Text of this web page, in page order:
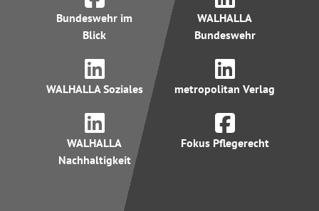
Bundeswehr im
Blick
WALHALLA
Bundeswehr
WALHALLA Soziales metropolitan Verlag
WALHALLA
Nachhaltigkeit
Fokus Pflegerecht